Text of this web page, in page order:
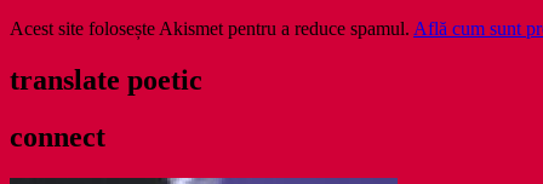
Acest site folosește Akismet pentru a reduce spamul. Află cum sunt
translate poetic
connect